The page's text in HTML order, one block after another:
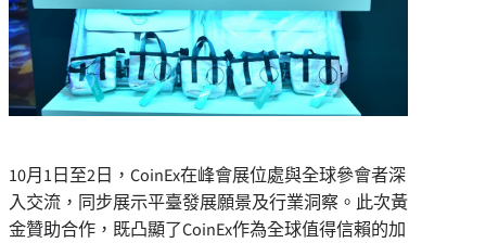
10月1日至2日，CoinEx在峰會展位處與全球參會者深
入交流，同步展示平臺發展願景及行業洞察。此次黃
金贊助合作，既凸顯了CoinEx作為全球值得信賴的加